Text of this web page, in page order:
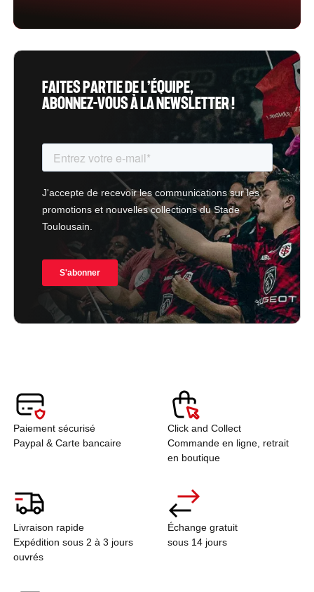
FAITES PARTIE DE L’ÉQUIPE,
ABONNEZ-VOUS À LA NEWSLETTER !
Paiement sécurisé
Paypal & Carte bancaire
Click and Collect
Commande en ligne, retrait
en boutique
Livraison rapide
Expédition sous 2 à 3 jours
ouvrés
Échange gratuit
sous 14 jours